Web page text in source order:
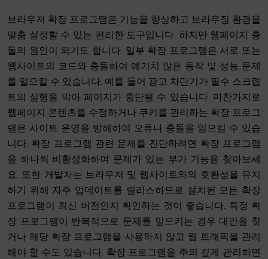
브라우저 확장 프로그램은 기능을 향상하고 브라우징 환경을
맞춤 설정할 수 있는 편리한 도구입니다. 하지만 웹페이지 충
돌의 원인이 되기도 합니다. 일부 확장 프로그램은 서로 또는
웹사이트의 코드와 충돌하여 예기치 않은 동작 및 성능 문제
를 일으킬 수 있습니다. 예를 들어 광고 차단기가 필수 스크립
트의 실행을 막아 페이지가 중단될 수 있습니다. 마찬가지로
웹페이지 콘텐츠를 수정하거나 쿠키를 관리하는 확장 프로그
램은 사이트 운영을 방해하여 오류나 충돌을 일으킬 수 있습
니다. 확장 프로그램 관련 문제를 진단하려면 확장 프로그램
을 하나씩 비활성화하여 문제가 있는 부가 기능을 찾아보세
요. 또한 개발자는 브라우저 및 웹사이트와의 호환성을 유지
하기 위해 자주 업데이트를 릴리스하므로 설치된 모든 확장
프로그램이 최신 버전인지 확인하는 것이 좋습니다. 특정 확
장 프로그램이 반복적으로 문제를 일으키는 경우 대안을 찾
거나 해당 확장 프로그램을 사용하지 않고 웹 트래픽을 관리
해야 할 수도 있습니다. 확장 프로그램을 주의 깊게 관리하면